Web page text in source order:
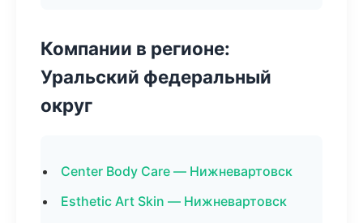
Компании в регионе:
Уральский федеральный
округ
Center Body Care — Нижневартовск
Esthetic Art Skin — Нижневартовск